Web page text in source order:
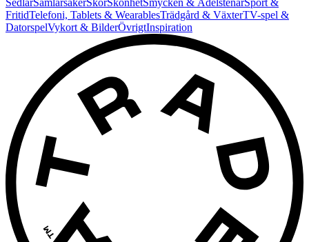
SedlarSamlarsakerSkorSkönhetSmycken & ÄdelstenarSport &
FritidTelefoni, Tablets & WearablesTrädgård & VäxterTV-spel &
DatorspelVykort & BilderÖvrigtInspiration